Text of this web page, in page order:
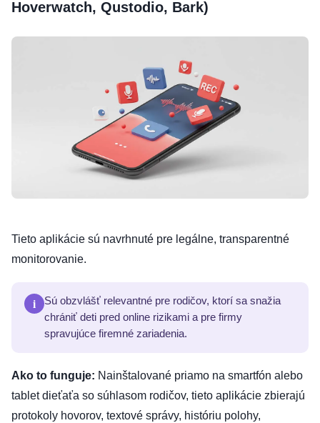
Hoverwatch, Qustodio, Bark)
Tieto aplikácie sú navrhnuté pre legálne, transparentné
monitorovanie.
i
Sú obzvlášť relevantné pre rodičov, ktorí sa snažia
chrániť deti pred online rizikami a pre firmy
spravujúce firemné zariadenia.
Ako to funguje: Nainštalované priamo na smartfón alebo
tablet dieťaťa so súhlasom rodičov, tieto aplikácie zbierajú
protokoly hovorov, textové správy, históriu polohy,